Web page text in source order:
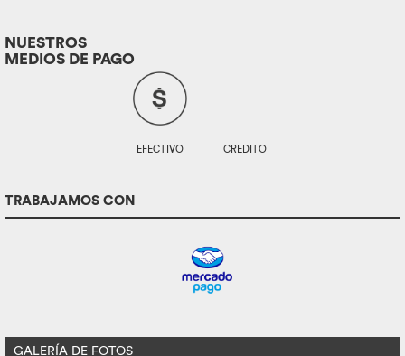
NUESTROS
MEDIOS DE PAGO
EFECTIVO CREDITO
TRABAJAMOS CON
GALERÍA DE FOTOS